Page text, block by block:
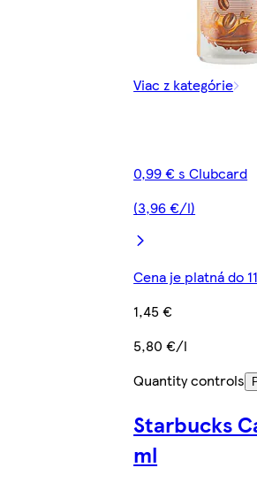
Viac z kategórie
0,99 € s Clubcard
(3,96 €/l)
Cena je platná do
1,45 €
5,80 €/l
Quantity controls
Starbucks
ml